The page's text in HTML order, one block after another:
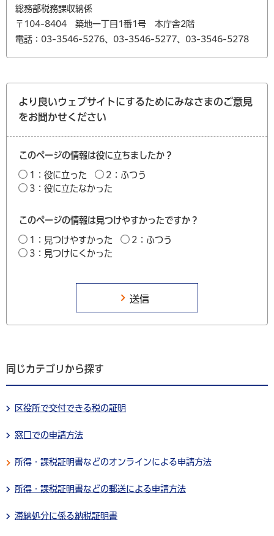
総務部税務課収納係
〒104-8404 築地一丁目1番1号 本庁舎2階
電話：03-3546-5276、03-3546-5277、03-3546-5278
より良いウェブサイトにするためにみなさまのご意見
をお聞かせください
このページの情報は役に立ちましたか？
1：役に立った
2：ふつう
3：役に立たなかった
このページの情報は見つけやすかったですか？
1：見つけやすかった
2：ふつう
3：見つけにくかった
同じカテゴリから探す
区役所で交付できる税の証明
窓口での申請方法
所得・課税証明書などのオンラインによる申請方法
所得・課税証明書などの郵送による申請方法
滞納処分に係る納税証明書